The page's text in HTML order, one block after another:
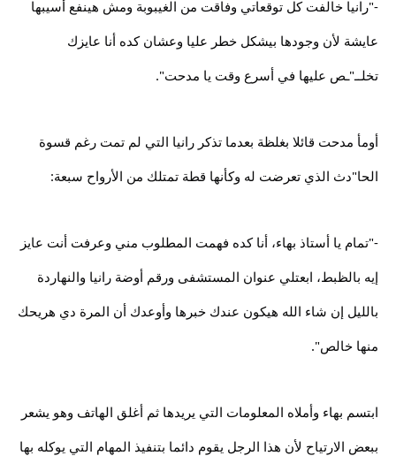
-"رانيا خالفت كل توقعاتي وفاقت من الغيبوبة ومش هينفع أسيبها
عايشة لأن وجودها بيشكل خطر عليا وعشان كده أنا عايزك
تخلــ"ـص عليها في أسرع وقت يا مدحت".
أومأ مدحت قائلا بغلظة بعدما تذكر رانيا التي لم تمت رغم قسوة
الحا"دث الذي تعرضت له وكأنها قطة تمتلك من الأرواح سبعة:
-"تمام يا أستاذ بهاء، أنا كده فهمت المطلوب مني وعرفت أنت عايز
إيه بالظبط، ابعتلي عنوان المستشفى ورقم أوضة رانيا والنهاردة
بالليل إن شاء الله هيكون عندك خبرها وأوعدك أن المرة دي هريحك
منها خالص".
ابتسم بهاء وأملاه المعلومات التي يريدها ثم أغلق الهاتف وهو يشعر
ببعض الارتياح لأن هذا الرجل يقوم دائما بتنفيذ المهام التي يوكله بها